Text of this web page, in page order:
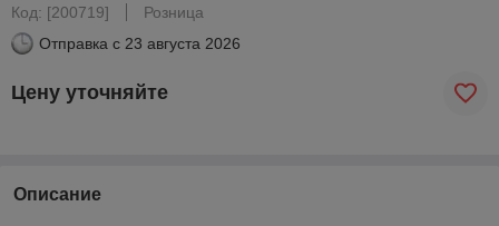
Код: [200719]
Розница
Отправка с 23 августа 2026
Цену уточняйте
Описание